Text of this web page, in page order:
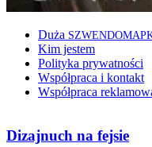
Duża
Kim jestem
Polityka prywatności
Współpraca i kontakt
Współpraca
Dizajnuch na fejsie